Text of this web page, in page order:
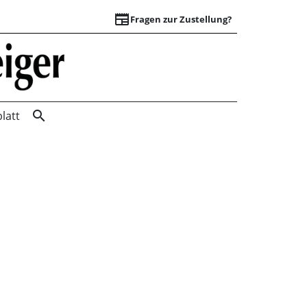
newspaperFragen zur Zustellung?
Suchergebnisse |
search